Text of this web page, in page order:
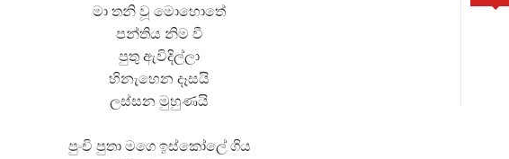
මා තනි වූ මොහොතේ
පන්තිය නිම වී
පුතු ඇවිදිල්ලා
හිනැහෙන දෑසයි
ලස්සන මුහුණයි
පුංචි පුතා මගෙ ඉස්කෝලේ ගිය